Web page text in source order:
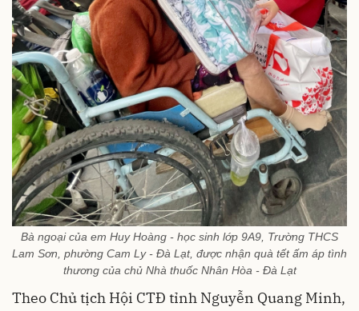
Bà ngoại của em Huy Hoàng - học sinh lớp 9A9, Trường THCS
Lam Sơn, phường Cam Ly - Đà Lạt, được nhận quà tết ấm áp tình
thương của chủ Nhà thuốc Nhân Hòa - Đà Lạt
Theo Chủ tịch Hội CTĐ tỉnh Nguyễn Quang Minh,